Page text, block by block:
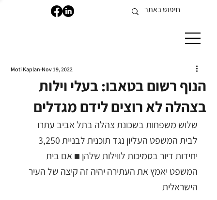
הנוף רשום בטאבו: בעלי וילות
בצהלה לא רוצים לידם מגדלים
Moti Kaplan Nov 19, 2022
שלוש משפחות בשכונת צהלה בתל אביב עתרו
יחידות דיור בסמיכות לווילות שלהן ■ אם בית
המשפט יאמץ את העתירה יהיה זה קיצה של העיר
הישראלית